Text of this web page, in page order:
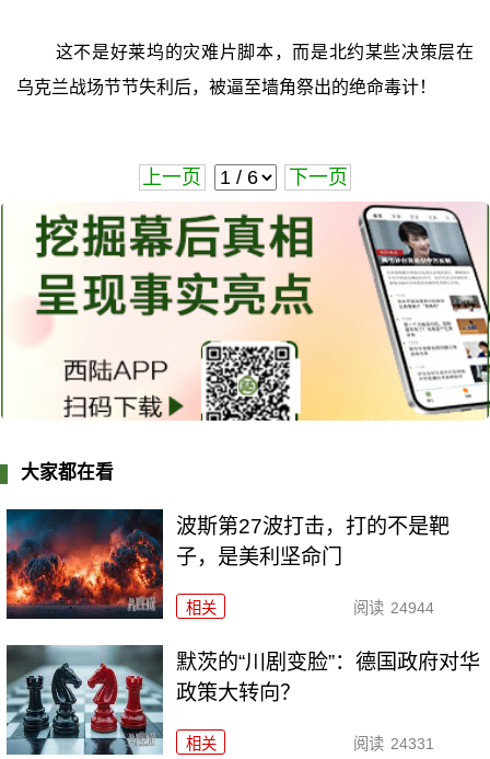
这不是好莱坞的灾难片脚本，而是北约某些决策层在
乌克兰战场节节失利后，被逼至墙角祭出的绝命毒计！
上一页 下一页
大家都在看
波斯第27波打击，打的不是靶
子，是美利坚命门
相关 阅读 24944
默茨的“川剧变脸”：德国政府对华
政策大转向？
相关 阅读 24331